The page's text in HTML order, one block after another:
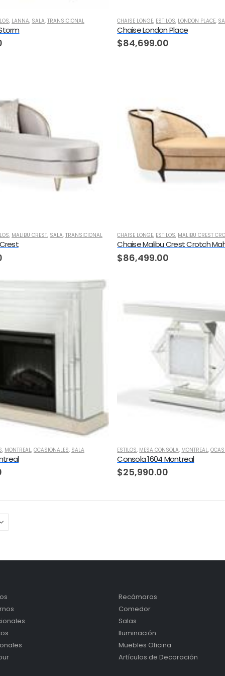
, LANNA, SALA, TRANSICIONAL CHAISE LONGE, ESTILOS, LONDON PLACE,
Chaise London Place
$84,699.00
, MALIBU CREST, SALA, TRANSICIONAL CHAISE LONGE, ESTILOS, MALIBU CREST
Chaise Malibu Crest Crotch
$86,499.00
, MONTREAL, OCASIONALES, SALA ESTILOS, MESA CONSOLA, MONTREAL,
Consola 1604 Montreal
$25,990.00
Recámaras
Comedor
Salas
Iluminación
Muebles Oficina
Artículos de Decoración